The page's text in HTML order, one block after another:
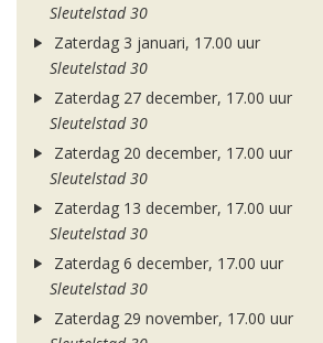
Sleutelstad 30
Zaterdag 3 januari, 17.00 uur
Sleutelstad 30
Zaterdag 27 december, 17.00 uur
Sleutelstad 30
Zaterdag 20 december, 17.00 uur
Sleutelstad 30
Zaterdag 13 december, 17.00 uur
Sleutelstad 30
Zaterdag 6 december, 17.00 uur
Sleutelstad 30
Zaterdag 29 november, 17.00 uur